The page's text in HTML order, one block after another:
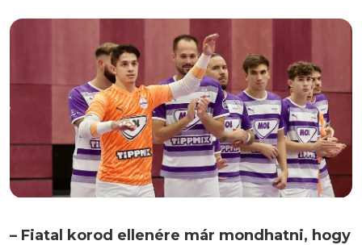
– Fiatal korod ellenére már mondhatni, hogy